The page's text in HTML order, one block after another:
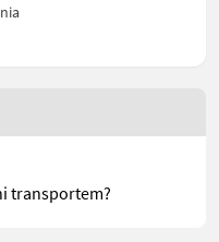
transportem?